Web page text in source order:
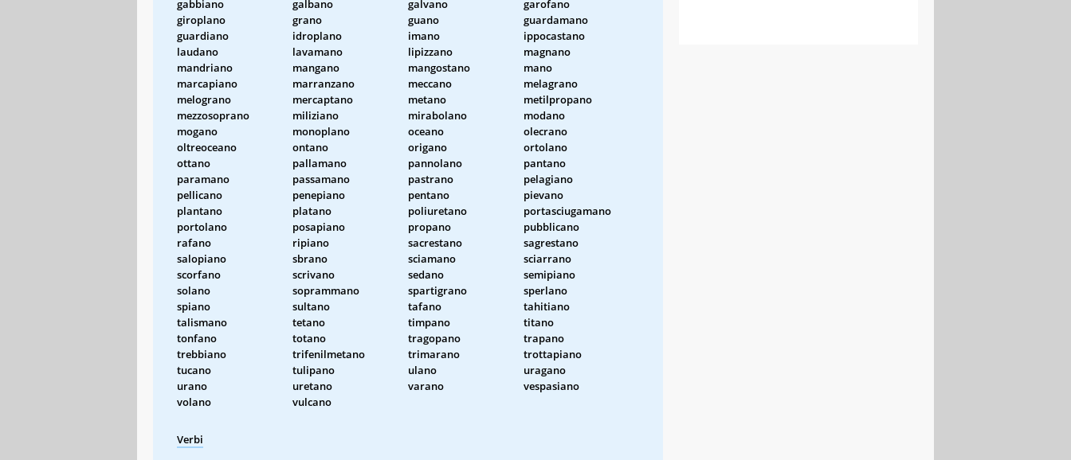
gabbiano
galbano galvano
garofano
giroplano
grano guano
guardamano
guardiano
idroplano imano
ippocastano
laudano
lavamano lipizzano
magnano
mandriano
mangano mangostano
mano
marcapiano
marranzano meccano
melagrano
melograno
mercaptano metano
metilpropano
mezzosoprano
miliziano mirabolano
modano
mogano
monoplano oceano
olecrano
oltreoceano
ontano origano
ortolano
ottano
pallamano pannolano
pantano
paramano
passamano pastrano
pelagiano
pellicano
penepiano pentano
pievano
plantano
platano poliuretano
portasciugamano
portolano
posapiano propano
pubblicano
rafano
ripiano sacrestano
sagrestano
salopiano
sbrano sciamano
sciarrano
scorfano
scrivano sedano
semipiano
solano
soprammano spartigrano
sperlano
spiano
sultano tafano
tahitiano
talismano
tetano timpano
titano
tonfano
totano tragopano
trapano
trebbiano
trifenilmetano trimarano
trottapiano
tucano
tulipano ulano
uragano
urano
uretano varano
vespasiano
volano
vulcano
Verbi